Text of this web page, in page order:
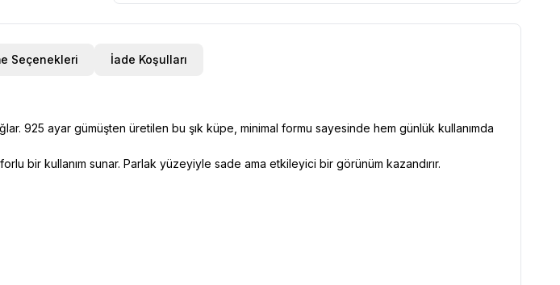
Seçenekleri İade Koşulları
925 ayar gümüşten üretilen bu şık küpe, minimal formu sayesinde hem günlük kullanımda
bir kullanım sunar. Parlak yüzeyiyle sade ama etkileyici bir görünüm kazandırır.